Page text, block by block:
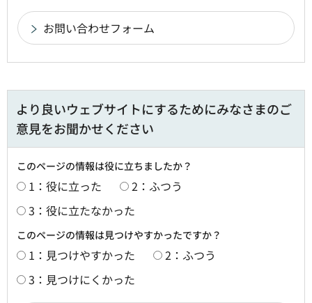
より良いウェブサイトにするためにみなさまのご
意見をお聞かせください
このページの情報は役に立ちましたか？
1：役に立った
2：ふつう
3：役に立たなかった
このページの情報は見つけやすかったですか？
1：見つけやすかった
2：ふつう
3：見つけにくかった